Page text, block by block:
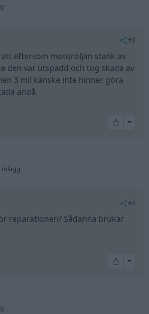
#3
att eftersom motoroljan stank av
den var utspädd och tog skada av
3 mil kanske inte hinner göra
ändå.
All
Inlägg
#4
reparationen? Sådanna brukar
All